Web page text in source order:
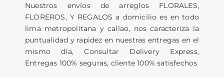
Nuestros envíos de arreglos FLORALES,
FLOREROS, Y REGALOS a domicilio es en todo
lima metropolitana y callao, nos caracteriza la
puntualidad y rapidez en nuestras entregas en el
mismo día, Consultar Delivery Express,
Entregas 100% seguras, cliente 100% satisfechos